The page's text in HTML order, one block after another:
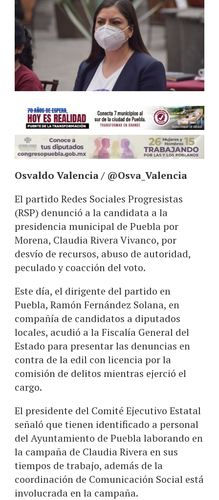
Osvaldo Valencia / @Osva_Valencia
El partido Redes Sociales Progresistas
(RSP) denunció a la candidata a la
presidencia municipal de Puebla por
Morena, Claudia Rivera Vivanco, por
desvío de recursos, abuso de autoridad,
peculado y coacción del voto.
Este día, el dirigente del partido en
Puebla, Ramón Fernández Solana, en
compañía de candidatos a diputados
locales, acudió a la Fiscalía General del
Estado para presentar las denuncias en
contra de la edil con licencia por la
comisión de delitos mientras ejerció el
cargo.
El presidente del Comité Ejecutivo Estatal
señaló que tienen identificado a personal
del Ayuntamiento de Puebla laborando en
la campaña de Claudia Rivera en sus
tiempos de trabajo, además de la
coordinación de Comunicación Social está
involucrada en la campaña.